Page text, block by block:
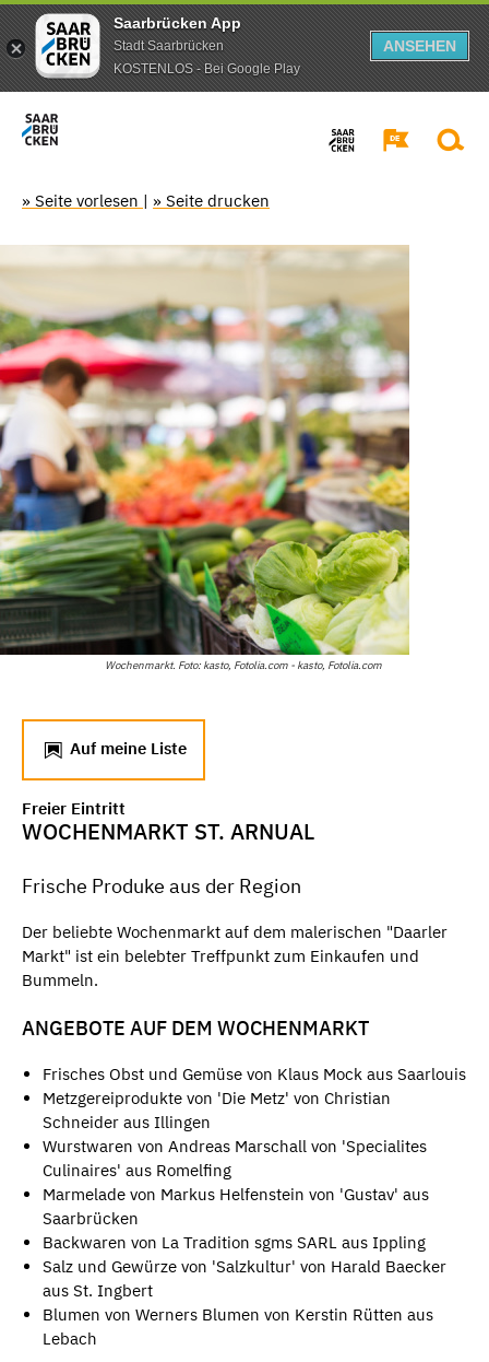
Saarbrücken App
Stadt Saarbrücken
KOSTENLOS - Bei Google Play
ANSEHEN
» Seite vorlesen | » Seite drucken
Wochenmarkt. Foto: kasto, Fotolia.com - kasto, Fotolia.com
Auf meine Liste
Freier Eintritt
WOCHENMARKT ST. ARNUAL
Frische Produke aus der Region
Der beliebte Wochenmarkt auf dem malerischen "Daarler
Markt" ist ein belebter Treffpunkt zum Einkaufen und
Bummeln.
ANGEBOTE AUF DEM WOCHENMARKT
Frisches Obst und Gemüse von Klaus Mock aus Saarlouis
Metzgereiprodukte von 'Die Metz' von Christian
Schneider aus Illingen
Wurstwaren von Andreas Marschall von 'Specialites
Culinaires' aus Romelfing
Marmelade von Markus Helfenstein von 'Gustav' aus
Saarbrücken
Backwaren von La Tradition sgms SARL aus Ippling
Salz und Gewürze von 'Salzkultur' von Harald Baecker
aus St. Ingbert
Blumen von Werners Blumen von Kerstin Rütten aus
Lebach